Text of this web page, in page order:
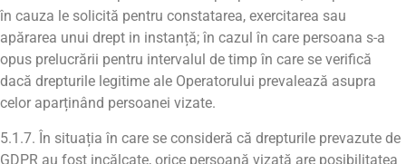
în cauza le solicită pentru constatarea, exercitarea sau
apărarea unui drept in instanță; în cazul în care persoana s-a
opus prelucrării pentru intervalul de timp în care se verifică
dacă drepturile legitime ale Operatorului prevalează asupra
celor aparținând persoanei vizate.
5.1.7. În situația în care se consideră că drepturile prevazute de
GDPR au fost incălcate, orice persoană vizată are posibilitatea